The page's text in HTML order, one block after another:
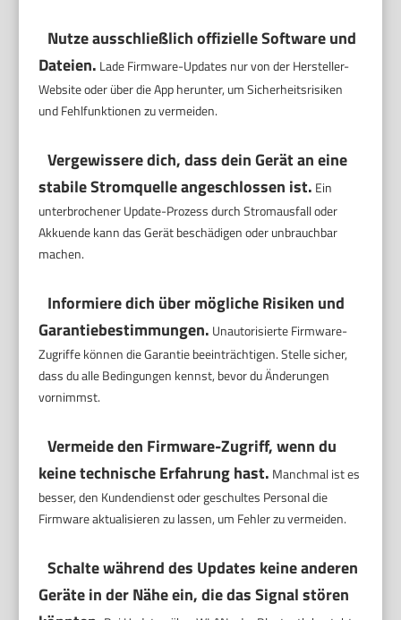
Nutze ausschließlich offizielle Software und
Dateien. Lade Firmware-Updates nur von der Hersteller-
Website oder über die App herunter, um Sicherheitsrisiken
und Fehlfunktionen zu vermeiden.
Vergewissere dich, dass dein Gerät an eine
stabile Stromquelle angeschlossen ist. Ein
unterbrochener Update-Prozess durch Stromausfall oder
Akkuende kann das Gerät beschädigen oder unbrauchbar
machen.
Informiere dich über mögliche Risiken und
Garantiebestimmungen. Unautorisierte Firmware-
Zugriffe können die Garantie beeinträchtigen. Stelle sicher,
dass du alle Bedingungen kennst, bevor du Änderungen
vornimmst.
Vermeide den Firmware-Zugriff, wenn du
keine technische Erfahrung hast. Manchmal ist es
besser, den Kundendienst oder geschultes Personal die
Firmware aktualisieren zu lassen, um Fehler zu vermeiden.
Schalte während des Updates keine anderen
Geräte in der Nähe ein, die das Signal stören